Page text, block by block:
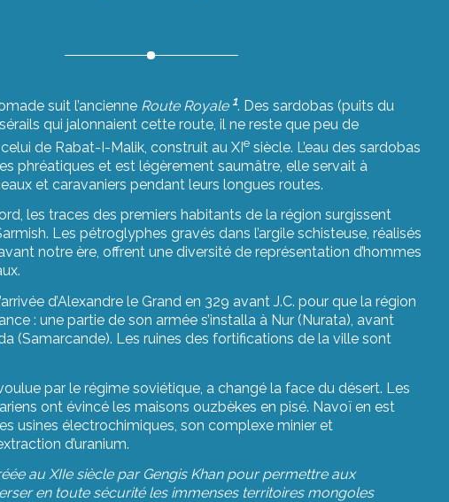
suit l’ancienne Route Royale 1. Des sardobas (puits du
qui jalonnaient cette route, il ne reste que peu de
de Rabat-I-Malik, construit au XIe siècle. L’eau des sardobas
phréatiques et est légèrement saumâtre, elle servait à
et caravaniers pendant leurs longues routes.
les traces des premiers habitants de la région surgissent
Les pétroglyphes gravés dans l’argile schisteuse, réalisés
notre ère, offrent une diversité de représentation d’hommes
d’Alexandre le Grand en 329 avant J.C. pour que la région
: une partie de son armée s’installa à Nur (Nurata), avant
(Samarcande). Les ruines des fortifications de la ville sont
par le régime soviétique, a changé la face du désert. Les
ont évincé les maisons ouzbèkes en pisé. Navoï en est
usines électrochimiques, son complexe minier et
d’uranium.
au XIIe siècle par Gengis Khan pour permettre aux
en toute sécurité les immenses territoires mongoles